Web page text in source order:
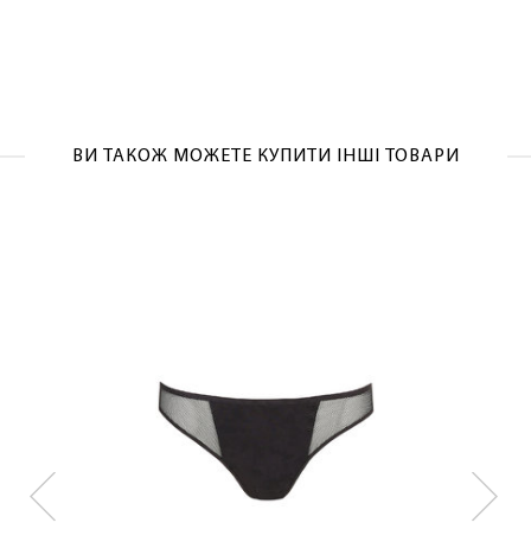
ВИ ТАКОЖ МОЖЕТЕ КУПИТИ ІНШІ ТОВАРИ
ОТРИМАТИ!